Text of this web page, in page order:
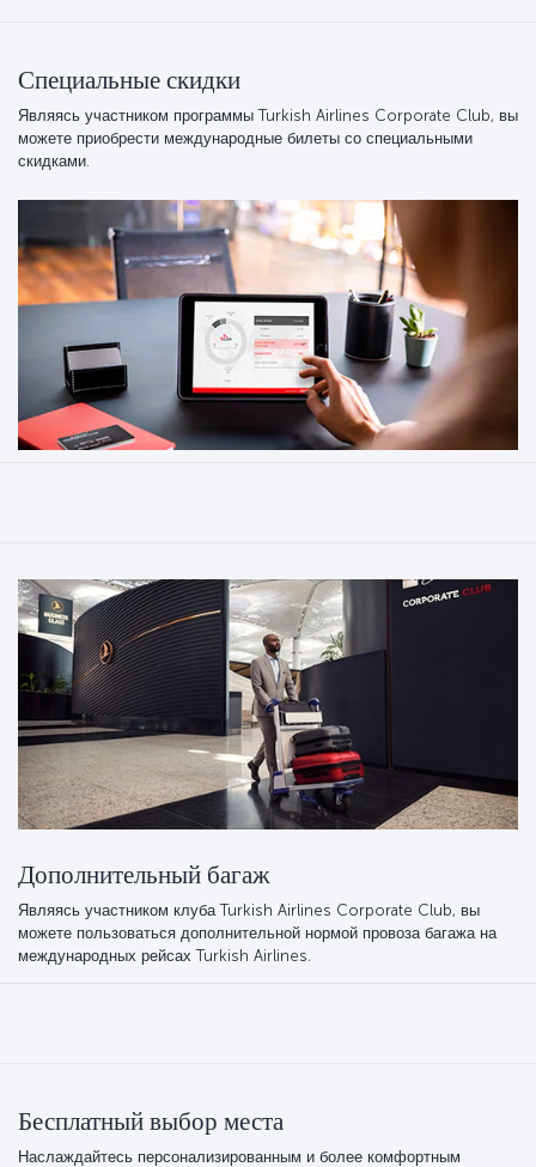
Специальные скидки
Являясь участником программы Turkish Airlines Corporate Club, вы
можете приобрести международные билеты со специальными
скидками.
Дополнительный багаж
Являясь участником клуба Turkish Airlines Corporate Club, вы
можете пользоваться дополнительной нормой провоза багажа на
международных рейсах Turkish Airlines.
Бесплатный выбор места
Наслаждайтесь персонализированным и более комфортным